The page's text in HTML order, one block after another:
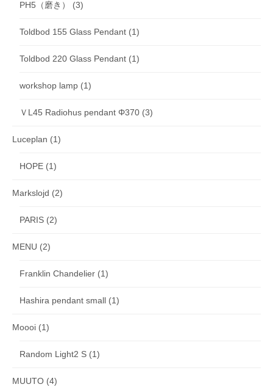
PH5（磨き） (3)
Toldbod 155 Glass Pendant (1)
Toldbod 220 Glass Pendant (1)
workshop lamp (1)
ＶL45 Radiohus pendant Φ370 (3)
Luceplan (1)
HOPE (1)
Markslojd (2)
PARIS (2)
MENU (2)
Franklin Chandelier (1)
Hashira pendant small (1)
Moooi (1)
Random Light2 S (1)
MUUTO (4)